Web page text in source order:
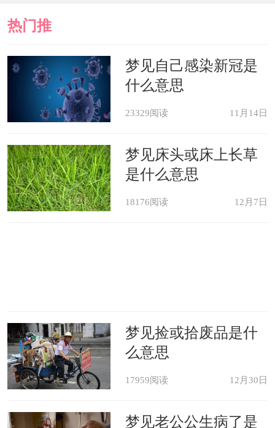
热门推
荐
梦见自己感染新冠是
什么意思
23329阅读 11月14日
梦见床头或床上长草
是什么意思
18176阅读 12月7日
梦见捡或拾废品是什
么意思
17959阅读 12月30日
梦见老公公生病了是